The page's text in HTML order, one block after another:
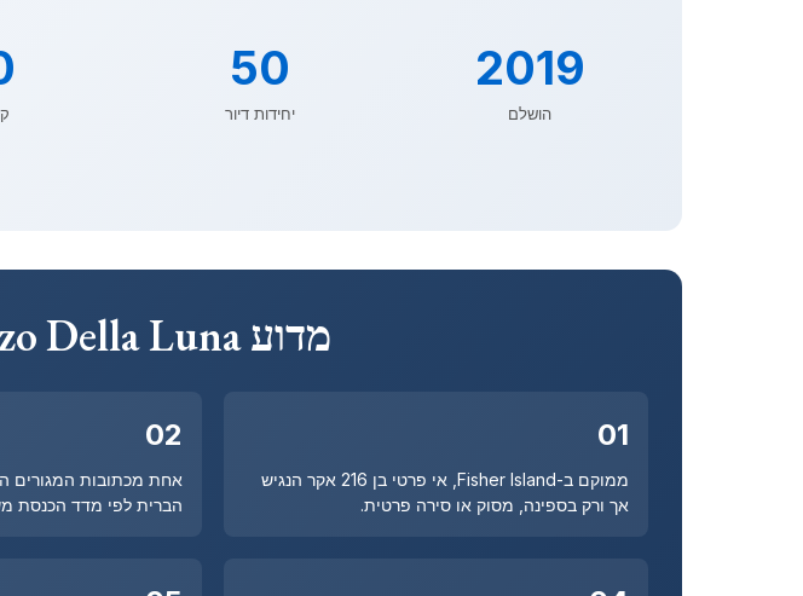
2019
הושלם
50
יחידות דיור
מדוע Palazzo Della Luna מייחד את עצמו
01
ממוקם ב-Fisher Island, אי פרטי בן 216 אקר הנגיש
אך ורק בספינה, מסוק או סירה פרטית.
02
אחת מכתובות המגורים
הברית לפי מדד הכנסת